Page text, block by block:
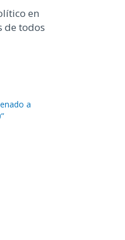
en
de todos
a